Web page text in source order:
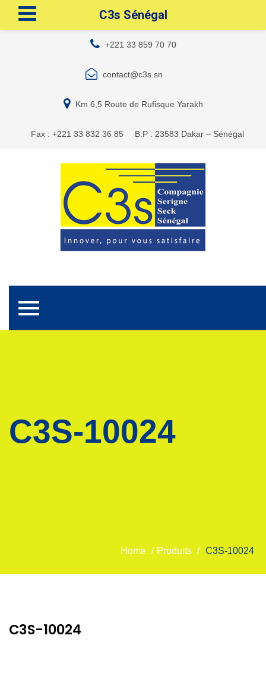
+221 33 859 70 70
contact@c3s.sn
Km 6,5 Route de Rufisque Yarakh
Fax : +221 33 832 36 85 B.P : 23583 Dakar – Sénégal
Toggle navigation
C3S-10024
Home / Produits / C3S-10024
C3S-10024
C3s Sénégal